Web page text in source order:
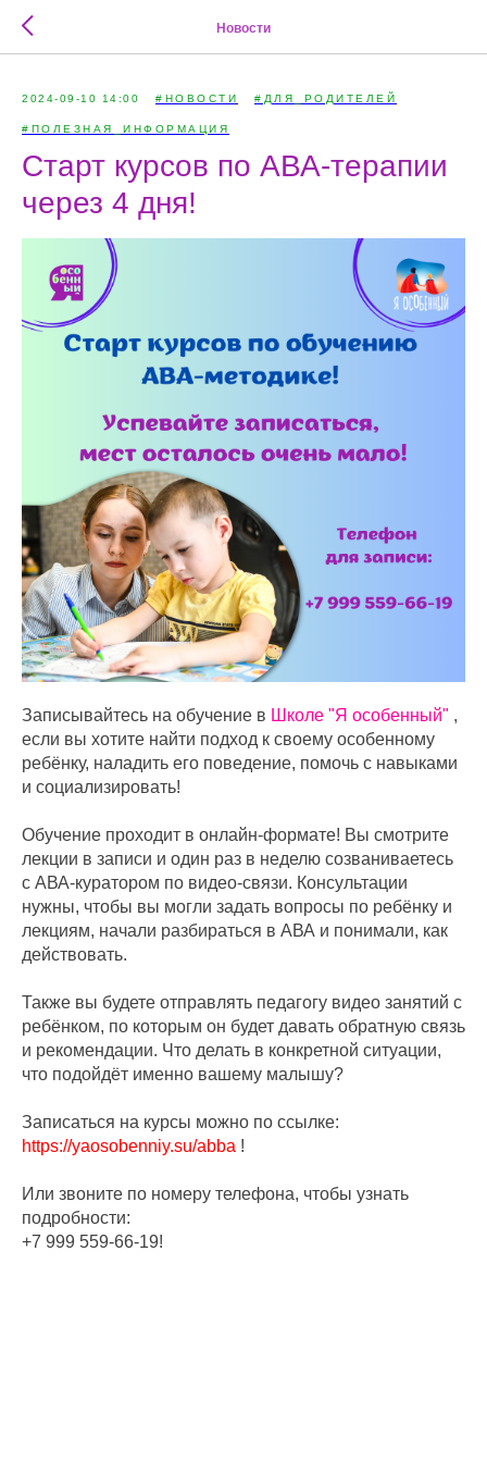
Новости
2024-09-10 14:00 #НОВОСТИ #ДЛЯ_РОДИТЕЛЕЙ
#ПОЛЕЗНАЯ_ИНФОРМАЦИЯ
Старт курсов по АВА-терапии
через 4 дня!
Записывайтесь на обучение в Школе "Я особенный" ,
если вы хотите найти подход к своему особенному
ребёнку, наладить его поведение, помочь с навыками
и социализировать!
Обучение проходит в онлайн-формате! Вы смотрите
лекции в записи и один раз в неделю созваниваетесь
с АВА-куратором по видео-связи. Консультации
нужны, чтобы вы могли задать вопросы по ребёнку и
лекциям, начали разбираться в АВА и понимали, как
действовать.
Также вы будете отправлять педагогу видео занятий с
ребёнком, по которым он будет давать обратную связь
и рекомендации. Что делать в конкретной ситуации,
что подойдёт именно вашему малышу?
Записаться на курсы можно по ссылке:
https://yaosobenniy.su/abba !
Или звоните по номеру телефона, чтобы узнать
подробности:
+7 999 559-66-19!